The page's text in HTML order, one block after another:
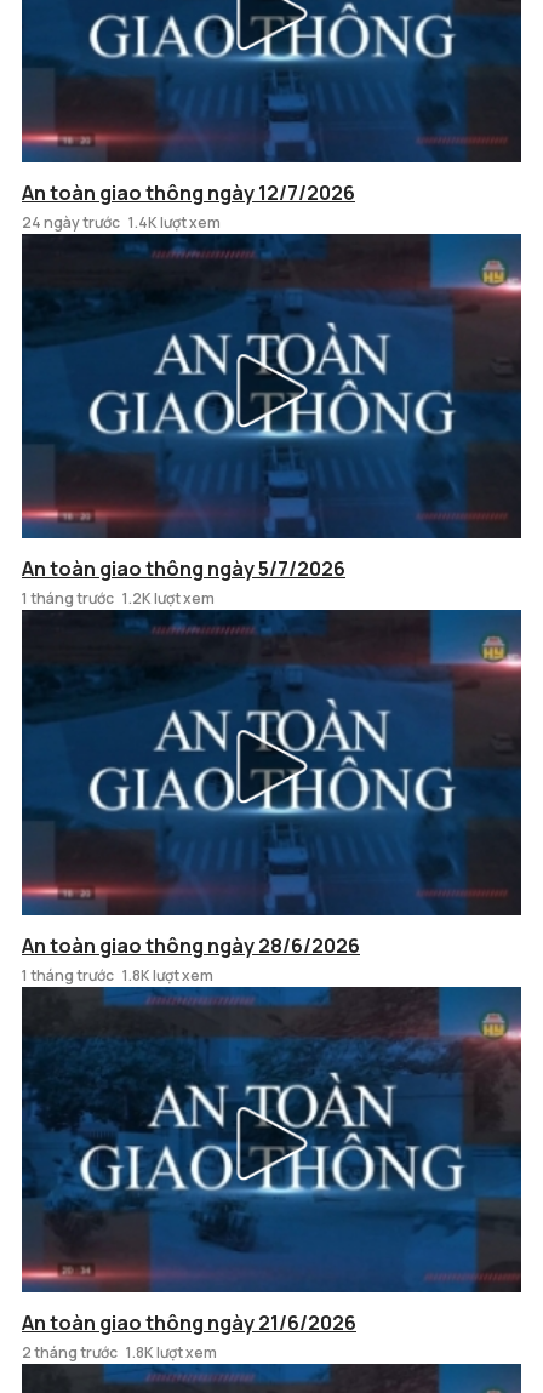
An toàn giao thông ngày 12/7/2026
24 ngày trước 1.4K lượt xem
An toàn giao thông ngày 5/7/2026
1 tháng trước 1.2K lượt xem
An toàn giao thông ngày 28/6/2026
1 tháng trước 1.8K lượt xem
An toàn giao thông ngày 21/6/2026
2 tháng trước 1.8K lượt xem